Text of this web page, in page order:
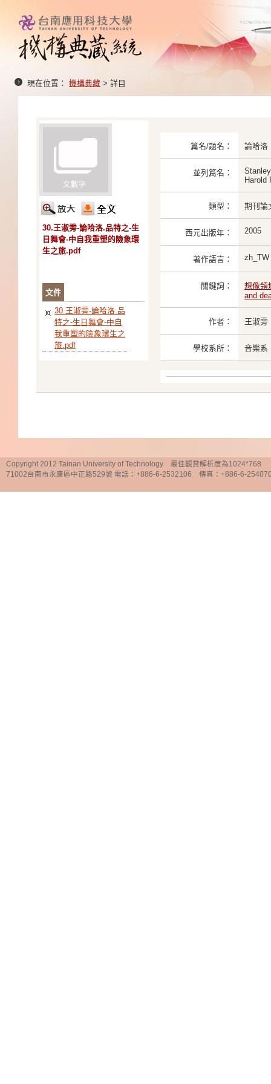
現在位置： 機構典藏 > 詳目
30.王淑雱-論哈洛.品特之-生
日舞會-中自我重塑的險象環
生之旅.pdf
文件
30.王淑雱-論哈洛.品
特之-生日舞會-中自
我重塑的險象環生之
旅.pdf
篇名/題名： 論哈洛
並列篇名：
Harold
類型： 期刊論
西元出版年： 2005
著作語言： zh_TW
關鍵詞：
想像領
and
作者： 王淑雱
學校系所： 音樂系
Copyright 2012 Tainan University of Technology 最佳觀賞解析度為1024*768
71002台南市永康區中正路529號 電話：+886-6-2532106 傳真：+886-6-